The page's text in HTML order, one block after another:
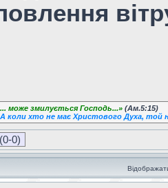
може змилується Господь...» (Ам.5:15)
коли хто не має Христового Духа, той
(0-0)